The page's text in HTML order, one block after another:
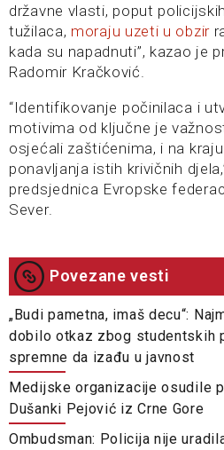
državne vlasti, poput
tužilaca, moraju uzeti u obzir
kada su napadnuti”, kazao je
Radomir Kračković.
“Identifikovanje počinilaca i
motivima od ključne je
osjećali zaštićenima, i na
ponavljanja istih krivičnih
predsjednica Evropske
Sever.
Povezane vesti
„Budi pametna, imaš decu“:
dobilo otkaz zbog studentskih
spremne da izađu u javnost
Medijske organizacije osudile
Dušanki Pejović iz Crne Gore
Ombudsman: Policija nije